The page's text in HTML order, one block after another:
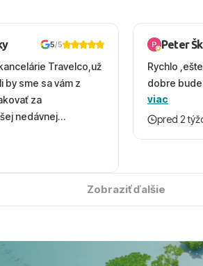
5/5
Travelco,už
by sme sa vám z
za
nedávnej
Vďaka vám sme
na ktorý budeme
Peter
Rychlo
dobre bude
viac
pred 2
Zobraziť ďalšie